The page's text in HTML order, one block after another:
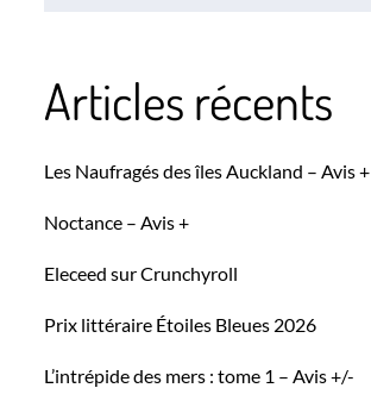
Articles récents
Les Naufragés des îles Auckland – Avis +
Noctance – Avis +
Eleceed sur Crunchyroll
Prix littéraire Étoiles Bleues 2026
L’intrépide des mers : tome 1 – Avis +/-